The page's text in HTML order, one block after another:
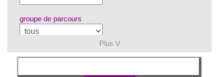
groupe de parcours
langue
Plus V